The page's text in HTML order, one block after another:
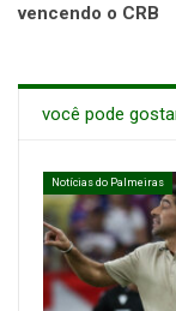
vencendo o CRB
você pode
Notícias do Palmeiras